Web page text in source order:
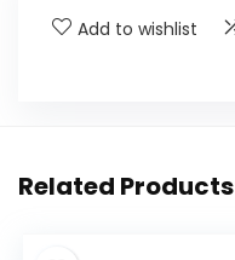
Add to wishlist
Related Products